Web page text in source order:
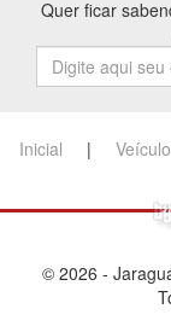
Quer ficar
Inicial |
© 2026 -